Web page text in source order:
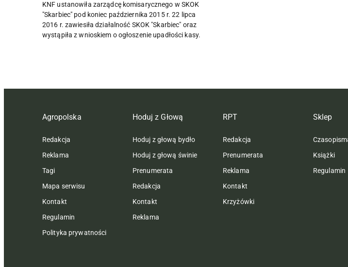
KNF ustanowiła zarządcę komisarycznego w SKOK
"Skarbiec" pod koniec października 2015 r. 22 lipca
2016 r. zawiesiła działalność SKOK "Skarbiec" oraz
wystąpiła z wnioskiem o ogłoszenie upadłości kasy.
Agropolska
Redakcja
Reklama
Tagi
Mapa serwisu
Kontakt
Regulamin
Polityka prywatności
Hoduj z Głową
Hoduj z głową bydło
Hoduj z głową świnie
Prenumerata
Redakcja
Kontakt
Reklama
RPT
Redakcja
Prenumerata
Reklama
Kontakt
Krzyżówki
Sklep
Książki
Regulamin